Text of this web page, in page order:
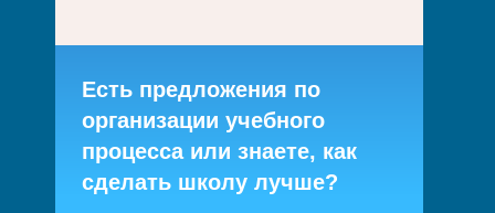
Есть предложения по
организации учебного
процесса или знаете, как
сделать школу лучше?